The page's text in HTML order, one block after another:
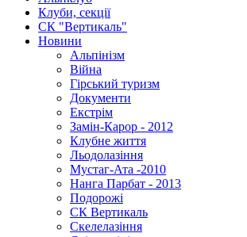
Клуби, секції
СК "Вертикаль"
Новини
Альпінізм
Війна
Гірський туризм
Документи
Екстрім
Замін-Карор - 2012
Клубне життя
Льодолазіння
Мустаг-Ата -2010
Нанга Парбат - 2013
Подорожі
СК Вертикаль
Скелелазіння